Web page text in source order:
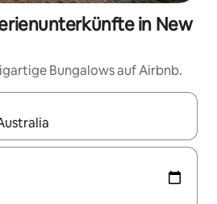
in New
Bungalows auf Airbnb.
sind, navigiere mit den